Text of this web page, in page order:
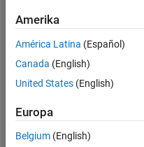
Aktiv
seit
Followers:
0
Amerika
América Latina (Español)
Canada (English)
United States (English)
Europa
Belgium (English)